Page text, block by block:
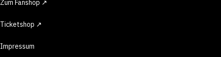
Zum Fanshop ↗
Ticketshop ↗
Impressum